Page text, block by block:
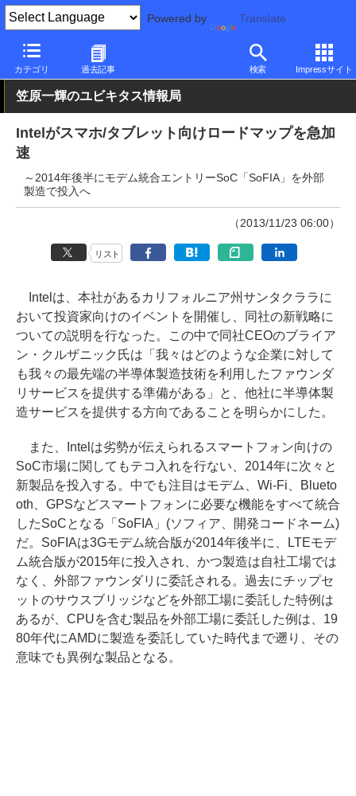
Powered by Translate
カテゴリ 過去記事 検索 Impressサイト
PC Watch 半導体/周辺機器
笠原一輝のユビキタス情報局
Intelがスマホ/タブレット向けロードマップを急加
速
～2014年後半にモデム統合エントリーSoC「SoFIA」を外部
製造で投入へ
（2013/11/23 06:00）
リスト
Intelは、本社があるカリフォルニア州サンタクララに
おいて投資家向けのイベントを開催し、同社の新戦略に
ついての説明を行なった。この中で同社CEOのブライア
ン・クルザニック氏は「我々はどのような企業に対して
も我々の最先端の半導体製造技術を利用したファウンダ
リサービスを提供する準備がある」と、他社に半導体製
造サービスを提供する方向であることを明らかにした。
また、Intelは劣勢が伝えられるスマートフォン向けの
SoC市場に関してもテコ入れを行ない、2014年に次々と
新製品を投入する。中でも注目はモデム、Wi-Fi、Blueto
oth、GPSなどスマートフォンに必要な機能をすべて統合
したSoCとなる「SoFIA」(ソフィア、開発コードネーム)
だ。SoFIAは3Gモデム統合版が2014年後半に、LTEモデ
ム統合版が2015年に投入され、かつ製造は自社工場では
なく、外部ファウンダリに委託される。過去にチップセ
ットのサウスブリッジなどを外部工場に委託した特例は
あるが、CPUを含む製品を外部工場に委託した例は、19
80年代にAMDに製造を委託していた時代まで遡り、その
意味でも異例な製品となる。